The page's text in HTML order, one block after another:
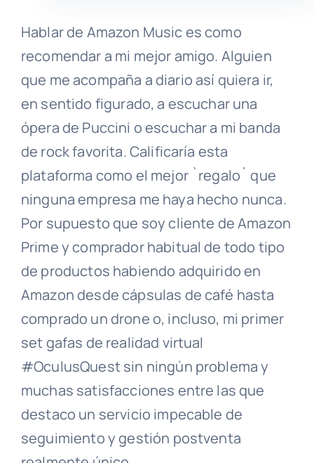
Hablar de Amazon Music es como
recomendar a mi mejor amigo. Alguien
que me acompaña a diario así quiera ir,
en sentido figurado, a escuchar una
ópera de Puccini o escuchar a mi banda
de rock favorita. Calificaría esta
plataforma como el mejor `regalo´ que
ninguna empresa me haya hecho nunca.
Por supuesto que soy cliente de Amazon
Prime y comprador habitual de todo tipo
de productos habiendo adquirido en
Amazon desde cápsulas de café hasta
comprado un drone o, incluso, mi primer
set gafas de realidad virtual
#OculusQuest sin ningún problema y
muchas satisfacciones entre las que
destaco un servicio impecable de
seguimiento y gestión postventa